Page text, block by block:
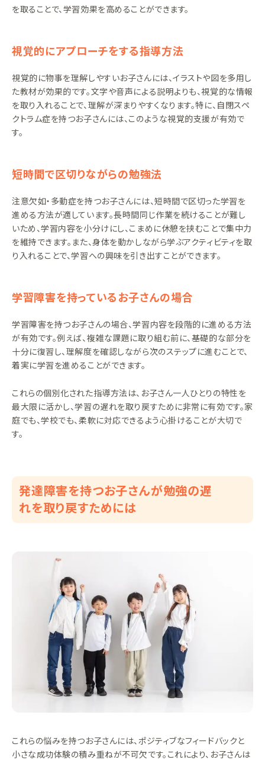
を取ることで、学習効果を高めることができます。
視覚的にアプローチをする指導方法
視覚的に物事を理解しやすいお子さんには、イラストや図を多用し
た教材が効果的です。文字や音声による説明よりも、視覚的な情報
を取り入れることで、理解が深まりやすくなります。特に、自閉スペ
クトラム症を持つお子さんには、このような視覚的支援が有効で
す。
短時間で区切りながらの勉強法
注意欠如・多動症を持つお子さんには、短時間で区切った学習を
進める方法が適しています。長時間同じ作業を続けることが難し
いため、学習内容を小分けにし、こまめに休憩を挟むことで集中力
を維持できます。また、身体を動かしながら学ぶアクティビティを取
り入れることで、学習への興味を引き出すことができます。
学習障害を持っているお子さんの場合
学習障害を持つお子さんの場合、学習内容を段階的に進める方法
が有効です。例えば、複雑な課題に取り組む前に、基礎的な部分を
十分に復習し、理解度を確認しながら次のステップに進むことで、
着実に学習を進めることができます。
これらの個別化された指導方法は、お子さん一人ひとりの特性を
最大限に活かし、学習の遅れを取り戻すために非常に有効です。家
庭でも、学校でも、柔軟に対応できるよう心掛けることが大切で
す。
発達障害を持つお子さんが勉強の遅
れを取り戻すためには
これらの悩みを持つお子さんには、ポジティブなフィードバックと
小さな成功体験の積み重ねが不可欠です。これにより、お子さんは